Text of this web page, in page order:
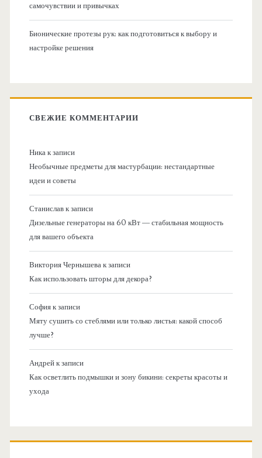
самочувствии и привычках
Бионические протезы рук: как подготовиться к выбору и
настройке решения
СВЕЖИЕ КОММЕНТАРИИ
Никак записи
Необычные предметы для мастурбации: нестандартные
идеи и советы
Станиславк записи
Дизельные генераторы на 60 кВт — стабильная мощность
для вашего объекта
Виктория Чернышевак записи
Как использовать шторы для декора?
Софияк записи
Мяту сушить со стеблями или только листья: какой способ
лучше?
Андрейк записи
Как осветлить подмышки и зону бикини: секреты красоты и
ухода